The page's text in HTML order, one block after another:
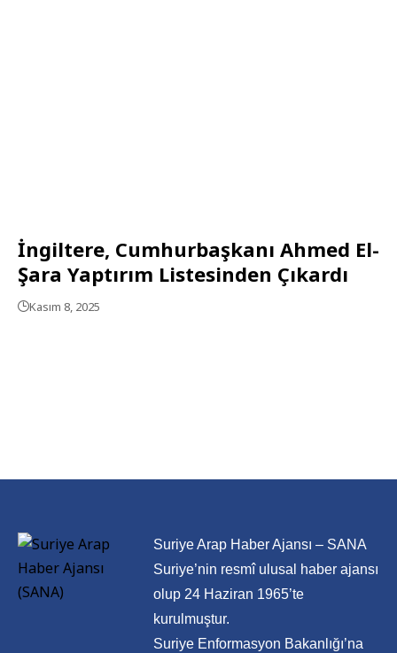
İngiltere, Cumhurbaşkanı Ahmed El-
Şara Yaptırım Listesinden Çıkardı
Kasım 8, 2025
Suriye Arap Haber Ajansı – SANA
Suriye’nin resmî ulusal haber ajansı
olup 24 Haziran 1965’te
kurulmuştur.
Suriye Enformasyon Bakanlığı’na